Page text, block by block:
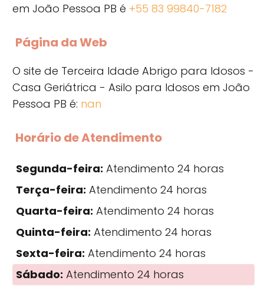
em João Pessoa PB é +55 83 99840-7182
Página da Web
O site de Terceira Idade Abrigo para Idosos -
Casa Geriátrica - Asilo para Idosos em João
Pessoa PB é: nan
Horário de Atendimento
Segunda-feira: Atendimento 24 horas
Terça-feira: Atendimento 24 horas
Quarta-feira: Atendimento 24 horas
Quinta-feira: Atendimento 24 horas
Sexta-feira: Atendimento 24 horas
Sábado: Atendimento 24 horas